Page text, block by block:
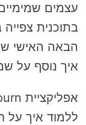
עצמים
בתוכנית
הבאה האישי
איך נוסף על
ללמוד איך על